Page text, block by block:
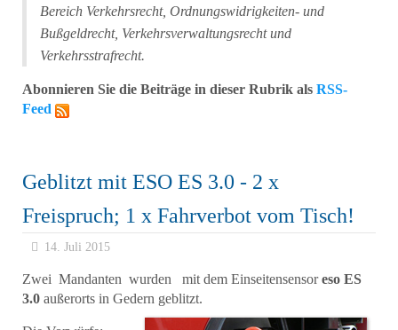
Bereich Verkehrsrecht, Ordnungswidrigkeiten- und
Bußgeldrecht, Verkehrsverwaltungsrecht und
Verkehrsstrafrecht.
Abonnieren Sie die Beiträge in dieser Rubrik als RSS-
Feed
Geblitzt mit ESO ES 3.0 - 2 x
Freispruch; 1 x Fahrverbot vom Tisch!
14. Juli 2015
Zwei Mandanten wurden mit dem Einseitensensoreso ES
3.0 außerorts in Gedern geblitzt.